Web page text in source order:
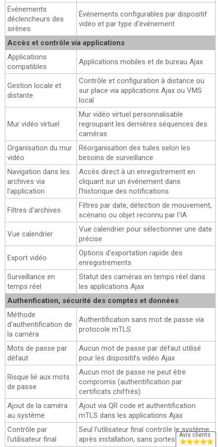
Événements
déclencheurs des
sirènes
Événements configurables par dispositif
vidéo et par type d'événement
Accès et contrôle via applications
Applications
compatibles
Applications mobiles et de bureau Ajax
Gestion locale et
distante
Contrôle et configuration à distance ou
sur place via applications Ajax ou VMS
local
Mur vidéo virtuel
Mur vidéo virtuel personnalisable
regroupant les dernières séquences des
caméras
Organisation du mur
vidéo
Réorganisation des tuiles selon les
besoins de surveillance
Navigation dans les
archives via
l'application
Accès direct à un enregistrement en
cliquant sur un événement dans
l'historique des notifications
Filtres d'archives
Filtres par date, détection de mouvement,
scénario ou objet reconnu par l'IA
Vue calendrier
Vue calendrier pour sélectionner une date
précise
Export vidéo
Options d'exportation rapide des
enregistrements
Surveillance en
temps réel
Statut des caméras en temps réel dans
les applications Ajax
Authenfication, sécurité des comptes et données
Méthode
d'authentification de
la caméra
Authentification sans mot de passe via
protocole mTLS
Mots de passe par
défaut
Aucun mot de passe par défaut utilisé
pour les dispositifs vidéo Ajax
Risque lié aux mots
de passe
Aucun mot de passe ne peut être
compromis (authentification par
certificats chiffrés)
Ajout de la caméra
au système
Ajout via QR code et authentification
mTLS dans les applications Ajax
Contrôle par
l'utilisateur final
Seul l'utilisateur final contrôle le système
après installation, sans portes dérobées
Avis clients
★★★★★